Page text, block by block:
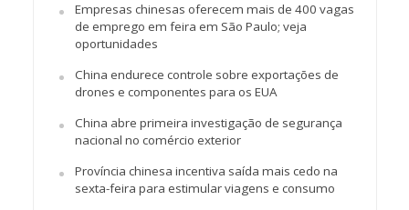
Empresas chinesas oferecem mais de 400 vagas
de emprego em feira em São Paulo; veja
oportunidades
China endurece controle sobre exportações de
drones e componentes para os EUA
China abre primeira investigação de segurança
nacional no comércio exterior
Província chinesa incentiva saída mais cedo na
sexta-feira para estimular viagens e consumo